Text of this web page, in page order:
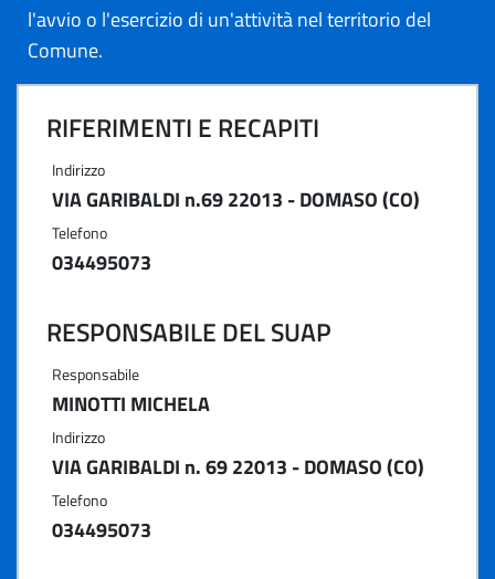
l'avvio o l'esercizio di un'attività nel territorio del
Comune.
RIFERIMENTI E RECAPITI
Indirizzo
VIA GARIBALDI n.69 22013 - DOMASO (CO)
Telefono
034495073
RESPONSABILE DEL SUAP
Responsabile
MINOTTI MICHELA
Indirizzo
VIA GARIBALDI n. 69 22013 - DOMASO (CO)
Telefono
034495073